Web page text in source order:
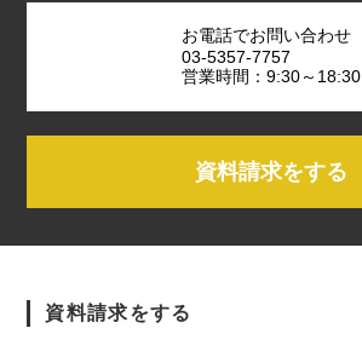
お電話でお問い合わせ
03-5357-7757
営業時間：9:30～18:30
資料請求をする
資料請求をする